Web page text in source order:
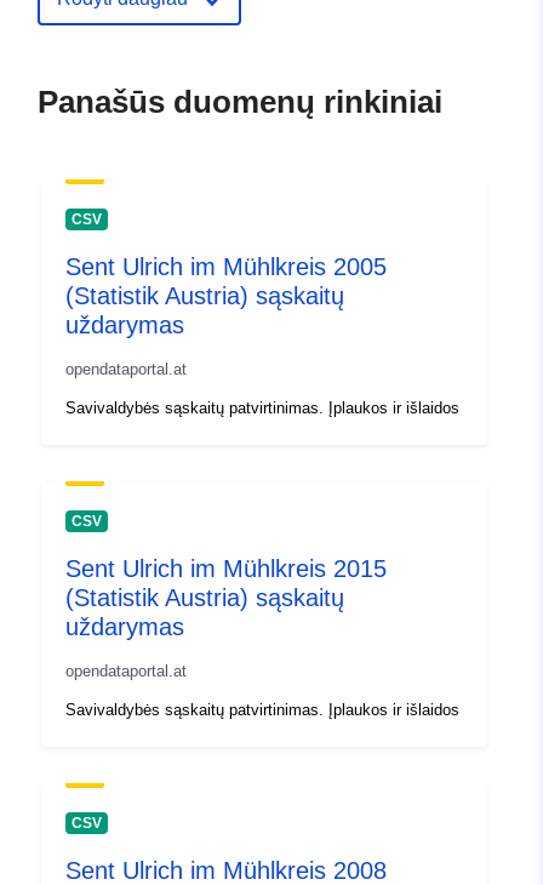
Panašūs duomenų rinkiniai
CSV
Sent Ulrich im Mühlkreis 2005
(Statistik Austria) sąskaitų
uždarymas
opendataportal.at
Savivaldybės sąskaitų patvirtinimas. Įplaukos ir išlaidos
CSV
Sent Ulrich im Mühlkreis 2015
(Statistik Austria) sąskaitų
uždarymas
opendataportal.at
Savivaldybės sąskaitų patvirtinimas. Įplaukos ir išlaidos
CSV
Sent Ulrich im Mühlkreis 2008